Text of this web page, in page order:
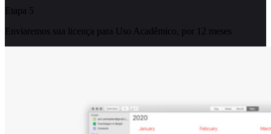
Etapa 5
Enviaremos sua licença para Uso Acadêmico, por 12 meses